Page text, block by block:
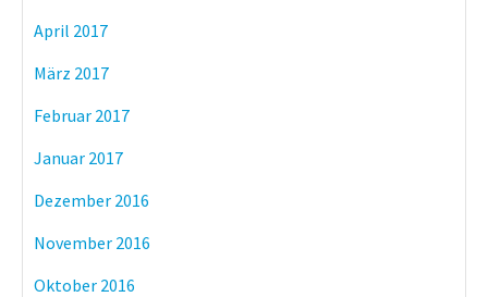
April 2017
März 2017
Februar 2017
Januar 2017
Dezember 2016
November 2016
Oktober 2016